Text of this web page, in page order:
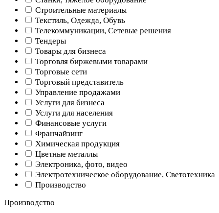
Строительные материалы
Текстиль, Одежда, Обувь
Телекоммуникации, Сетевые решения
Тендеры
Товары для бизнеса
Торговля биржевыми товарами
Торговые сети
Торговый представитель
Управление продажами
Услуги для бизнеса
Услуги для населения
Финансовые услуги
Франчайзинг
Химическая продукция
Цветные металлы
Электроника, фото, видео
Электротехническое оборудование, Светотехника
Производство
Производство